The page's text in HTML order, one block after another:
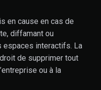
en cause en cas de
diffamant ou
espaces interactifs. La
de supprimer tout
ou à la